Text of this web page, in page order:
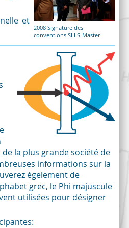
2008 Signature des
conventions SLLS-Master
et
la plus grande société de
informations sur la
égelement de
grec, le Phi majuscule
utilisées pour désigner